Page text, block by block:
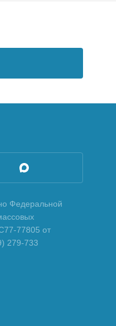
Федеральной
77805 от
279-733